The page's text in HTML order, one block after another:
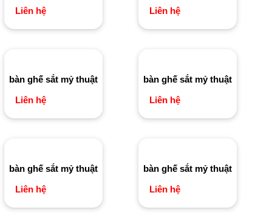
Liên hệ
Liên hệ